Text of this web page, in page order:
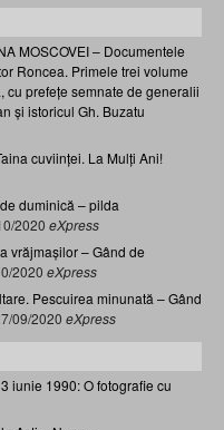
MOSCOVEI – Documentele
Roncea. Primele trei volume
cu prefețe semnate de generalii
și istoricul Gh. Buzatu
cuviinței. La Mulți Ani!
duminică – pilda
2020 eXpress
vrăjmașilor – Gând de
2020 eXpress
Pescuirea minunată – Gând
09/2020 eXpress
iunie 1990: O fotografie cu